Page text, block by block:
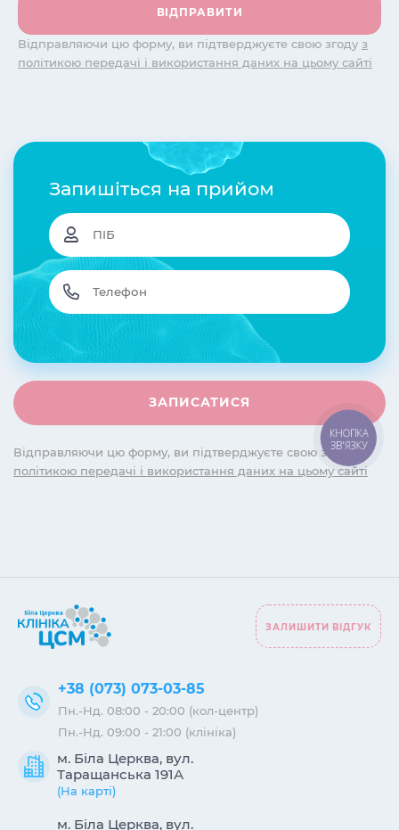
Відправляючи цю форму, ви підтверджуєте свою згоду з
політикою передачі і використання даних на цьому сайті
Запишіться на прийом
Відправляючи цю форму, ви підтверджуєте свою згодуз
політикою передачі і використання даних на цьому сайті
м. Біла Церква, вул.
Таращанська 191А
(На карті)
м. Біла Церква, вул.
+38 (073) 073-03-85
Пн.-Нд. 08:00 - 20:00 (кол-центр)
Пн.-Нд. 09:00 - 21:00 (клініка)
ЗАЛИШИТИ ВІДГУК
КНОПКА
ЗВ'ЯЗКУ